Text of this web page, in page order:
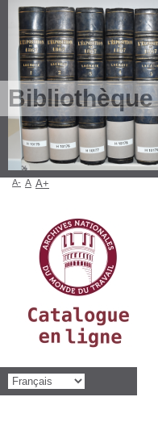
A- A A+